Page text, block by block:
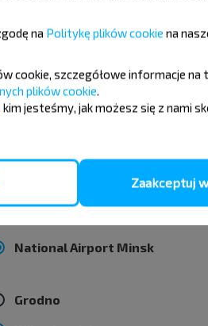
Myadzyel
Mińsk
National Airport Minsk
Grodno
na Politykę plików cookie na
cookie, szczegółowe informacje na
plików cookie.
, kim jesteśmy, jak możesz się z nami
Zaakceptuj